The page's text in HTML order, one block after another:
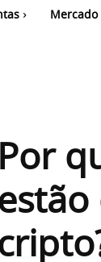
Por